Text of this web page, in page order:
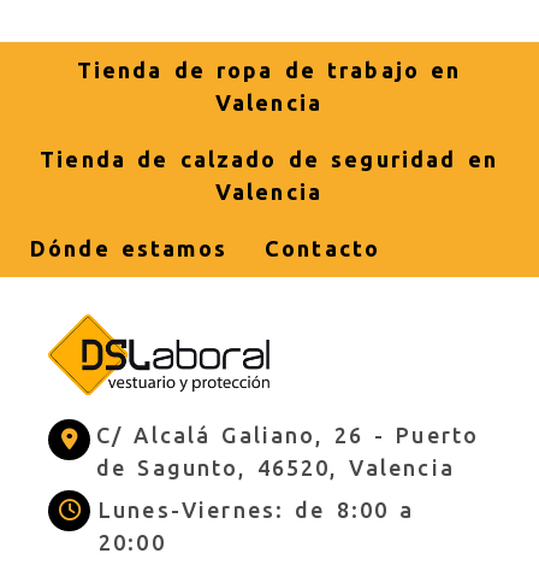
Tienda de ropa de trabajo en
Valencia
Tienda de calzado de seguridad en
Valencia
Dónde estamos Contacto
C/ Alcalá Galiano, 26 - Puerto
de Sagunto, 46520, Valencia
Lunes-Viernes: de 8:00 a
20:00